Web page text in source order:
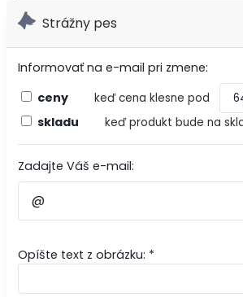
Strážny pes
Informovať na e-mail pri zmene:
ceny
keď cena klesne pod
skladu keď produkt bude na
Zadajte Váš e-mail:
Opíšte text z obrázku: *